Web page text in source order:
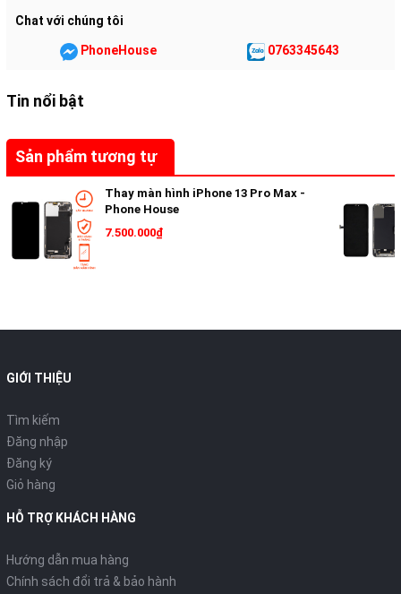
Chat với chúng tôi
PhoneHouse 0763345643
Tin nổi bật
Sản phẩm tương tự
Thay màn hình iPhone 13 Pro Max -
Phone House
7.500.000₫
GIỚI THIỆU
Tìm kiếm
Đăng nhập
Đăng ký
Giỏ hàng
HỖ TRỢ KHÁCH HÀNG
Hướng dẫn mua hàng
Chính sách đổi trả & bảo hành